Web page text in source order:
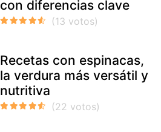
con diferencias clave
Recetas con espinacas,
la verdura más versátil y
nutritiva